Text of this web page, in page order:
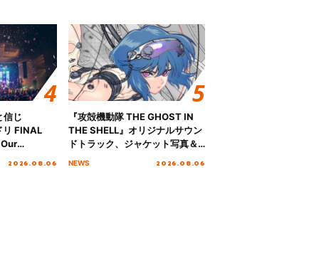
信じ
リ FINAL
2026.08.06
『攻殻機動隊 THE GHOST IN
THE SHELL』オリジナルサウン
ドトラック、ジャケット写真＆
NEWS 2026.08.06